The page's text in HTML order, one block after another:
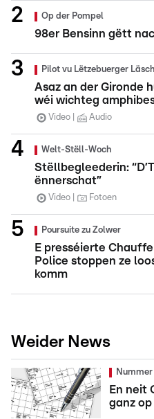
Op der Pompel
98er Bensinn gëtt
Pilot vu Lëtzebuerger
Asaz an der Gironde
wéi wichteg
Video Audio
Welt-Stëll-Woch
Stëllbegleederin:
ënnerschat”
Video Fotoen
Poursuite zu Zolwer
E presséierte
Police stoppen ze
komm
Weider News
En neit
ganz